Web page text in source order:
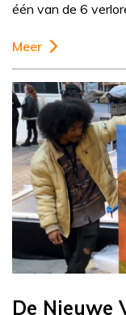
één van de 6
Meer
De Nieuwe